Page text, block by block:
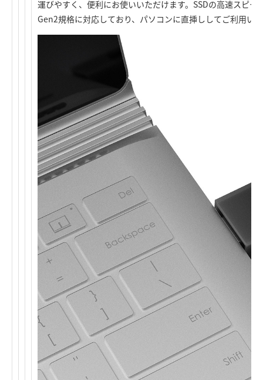
運びやすく、便利にお使いいただけます。SSDの高速スピー
Gen2規格に対応しており、パソコンに直挿ししてご利用い